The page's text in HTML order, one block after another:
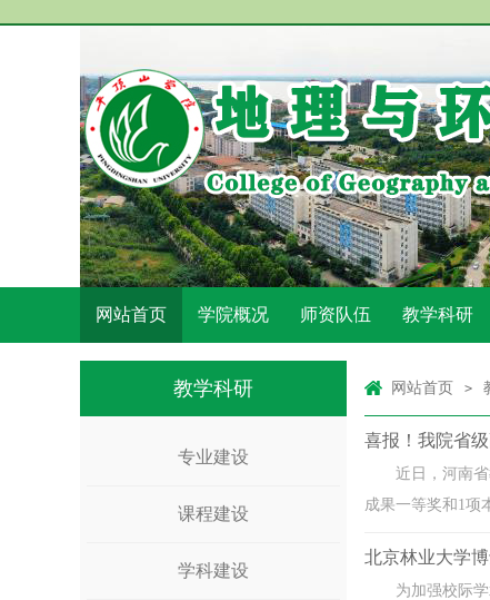
网站首页 学院概况 师资队伍 教学科研
教学科研
专业建设
课程建设
学科建设
网站首页 >
喜报！我院省
近日，河南
成果一等奖和1项
北京林业大学
为加强校际